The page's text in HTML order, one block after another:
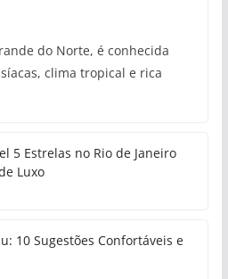
do Norte, é conhecida
clima tropical e rica
5 Estrelas no Rio de Janeiro
Luxo
10 Sugestões Confortáveis e